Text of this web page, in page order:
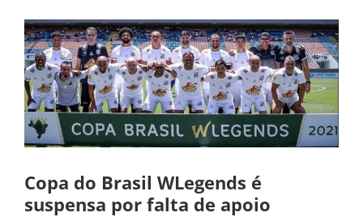
Copa do Brasil WLegends é
suspensa por falta de apoio